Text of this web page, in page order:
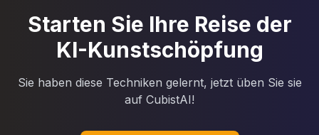
Starten Sie Ihre Reise der
KI-Kunstschöpfung
Sie haben diese Techniken gelernt, jetzt üben Sie sie
auf CubistAI!